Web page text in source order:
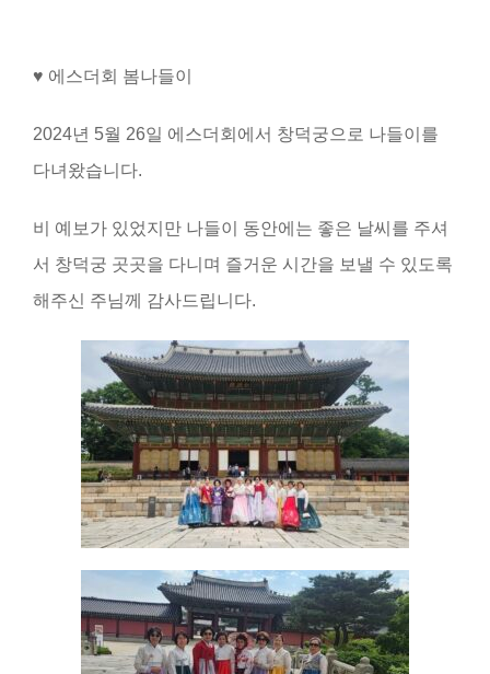
♥ 에스더회 봄나들이
2024년 5월 26일 에스더회에서 창덕궁으로 나들이를
다녀왔습니다.
비 예보가 있었지만 나들이 동안에는 좋은 날씨를 주셔
서 창덕궁 곳곳을 다니며 즐거운 시간을 보낼 수 있도록
해주신 주님께 감사드립니다.